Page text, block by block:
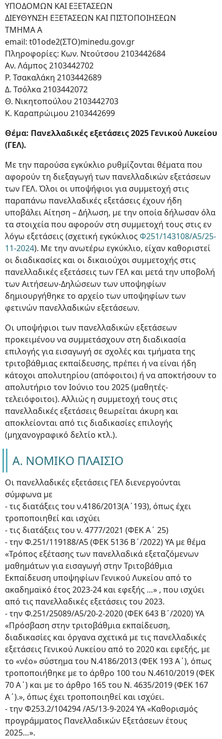
ΥΠΟΔΟΜΩΝ ΚΑΙ ΕΞΕΤΑΣΕΩΝ
ΔΙΕΥΘΥΝΣΗ ΕΞΕΤΑΣΕΩΝ ΚΑΙ ΠΙΣΤΟΠΟΙΗΣΕΩΝ
ΤΜΗΜΑ Α
email: t01ode2(ΣΤΟ)minedu.gov.gr
Πληροφορίες: Κων. Ντούτσου 2103442684
Αν. Λάμπος 2103442702
Ρ. Τσακαλάκη 2103442689
Δ. Τσόλκα 2103442072
Θ. Νικητοπούλου 2103442703
Κ. Καραπρώιμου 2103442699
Θέμα: Πανελλαδικές εξετάσεις 2025 Γενικού Λυκείου
(ΓΕΛ).
Με την παρούσα εγκύκλιο ρυθμίζονται θέματα που
αφορούν τη διεξαγωγή των πανελλαδικών εξετάσεων
των ΓΕΛ. Όλοι οι υποψήφιοι για συμμετοχή στις
παραπάνω πανελλαδικές εξετάσεις έχουν ήδη
υποβάλει Αίτηση – Δήλωση, με την οποία δήλωσαν όλα
τα στοιχεία που αφορούν στη συμμετοχή τους στις εν
λόγω εξετάσεις (σχετική εγκύκλιοςΦ251/143108/Α5/25-
11-2024). Με την ανωτέρω εγκύκλιο, είχαν καθοριστεί
οι διαδικασίες και οι δικαιούχοι συμμετοχής στις
πανελλαδικές εξετάσεις των ΓΕΛ και μετά την υποβολή
των Αιτήσεων-Δηλώσεων των υποψηφίων
δημιουργήθηκε το αρχείο των υποψηφίων των
φετινών πανελλαδικών εξετάσεων.
Οι υποψήφιοι των πανελλαδικών εξετάσεων
προκειμένου να συμμετάσχουν στη διαδικασία
επιλογής για εισαγωγή σε σχολές και τμήματα της
τριτοβάθμιας εκπαίδευσης, πρέπει ή να είναι ήδη
κάτοχοι απολυτηρίου (απόφοιτοι) ή να αποκτήσουν το
απολυτήριο τον Ιούνιο του 2025 (μαθητές-
τελειόφοιτοι). Αλλιώς η συμμετοχή τους στις
πανελλαδικές εξετάσεις θεωρείται άκυρη και
αποκλείονται από τις διαδικασίες επιλογής
(μηχανογραφικό δελτίο κτλ.).
Α. NOMIKO ΠΛΑΙΣΙΟ
Οι πανελλαδικές εξετάσεις ΓΕΛ διενεργούνται
σύμφωνα με
- τις διατάξεις του ν.4186/2013(Α΄193), όπως έχει
τροποποιηθεί και ισχύει
- τις διατάξεις του ν. 4777/2021 (ΦΕΚ Α΄ 25)
- την Φ.251/119188/Α5 (ΦΕΚ 5136 Β΄/2022) ΥΑ με θέμα
«Τρόπος εξέτασης των πανελλαδικά εξεταζόμενων
μαθημάτων για εισαγωγή στην Τριτοβάθμια
Εκπαίδευση υποψηφίων Γενικού Λυκείου από το
ακαδημαϊκό έτος 2023-24 και εφεξής …» , που ισχύει
από τις πανελλαδικές εξετάσεις του 2023.
- την Φ.251/25089/Α5/20-2-2020 (ΦΕΚ 643 Β΄/2020) ΥΑ
«Πρόσβαση στην τριτοβάθμια εκπαίδευση,
διαδικασίες και όργανα σχετικά με τις πανελλαδικές
εξετάσεις Γενικού Λυκείου από το 2020 και εφεξής, με
το «νέο» σύστημα του Ν.4186/2013 (ΦΕΚ 193 Α΄), όπως
τροποποιήθηκε με το άρθρο 100 του Ν.4610/2019 (ΦΕΚ
70 Α΄) και με το άρθρο 165 του Ν. 4635/2019 (ΦΕΚ 167
Α΄).», όπως έχει τροποποιηθεί και ισχύει.
- την Φ253.2/104294 /Α5/13-9-2024 ΥΑ «Καθορισμός
προγράμματος Πανελλαδικών Εξετάσεων έτους
2025…».